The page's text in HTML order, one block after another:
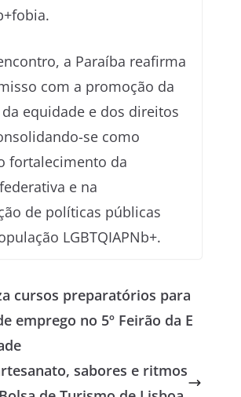
a Paraíba reafirma
com a promoção da
equidade e dos direitos
se como
fortalecimento da
e na
de políticas públicas
LGBTQIAPNb+.
cursos preparatórios para
emprego no 5º Feirão da E
sabores e ritmos